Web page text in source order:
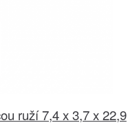
ruží 7,4 x 3,7 x 22,9